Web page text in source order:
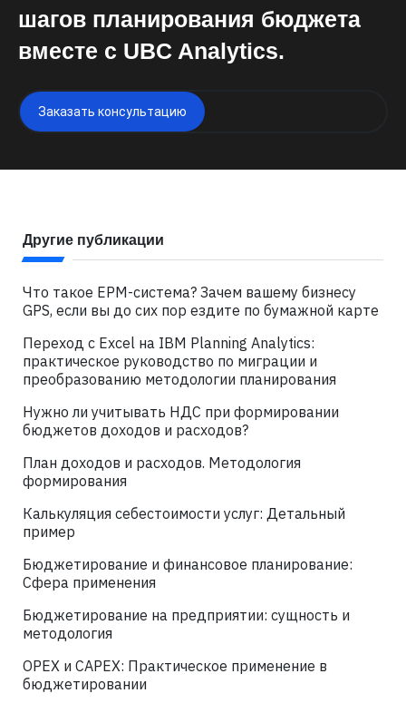
шагов планирования бюджета
вместе с UBC Analytics.
Заказать консультацию
Другие публикации
Что такое EPM-система? Зачем вашему бизнесу
GPS, если вы до сих пор ездите по бумажной карте
Переход с Excel на IBM Planning Analytics:
практическое руководство по миграции и
преобразованию методологии планирования
Нужно ли учитывать НДС при формировании
бюджетов доходов и расходов?
План доходов и расходов. Методология
формирования
Калькуляция себестоимости услуг: Детальный
пример
Бюджетирование и финансовое планирование:
Сфера применения
Бюджетирование на предприятии: сущность и
методология
OPEX и CAPEX: Практическое применение в
бюджетировании